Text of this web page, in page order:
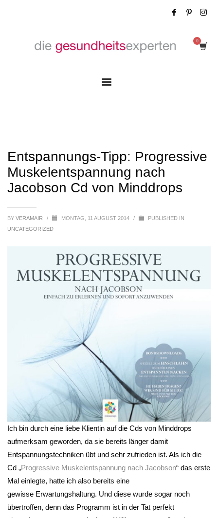
Entspannungs-Tipp: Progressive
Muskelentspannung nach
Jacobson Cd von Minddrops
BY VERAMAIR / MONTAG, 11 AUGUST 2014 /
PUBLISHED IN
UNCATEGORIZED
Ich bin durch eine liebe Klientin auf die Cds von Minddrops
aufmerksam geworden, da sie bereits länger damit
Entspannungstechniken übt und sehr zufrieden ist. Als ich die
Cd „Progressive Muskelentspannung nach Jacobson“ das erste
Mal einlegte, hatte ich also bereits eine
gewisse Erwartungshaltung. Und diese wurde sogar noch
übertroffen, denn das Programm ist in der Tat perfekt